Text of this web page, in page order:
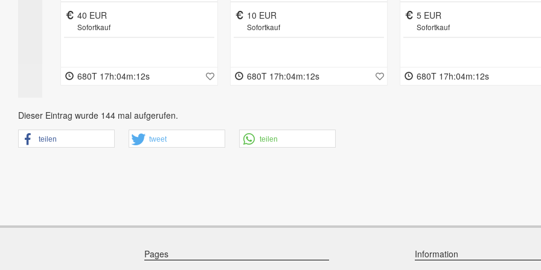
B. 2,2cm, 39,5g.
40 EUR
Sofortkauf
680T 17h:04m:11s
10 EUR
Sofortkauf
680T 17h:04m:11s
mit Gebrauchsspuren, ca. H-
11cm
5 EUR
Sofortkauf
680T 17h:04m:11s
Dieser Eintrag wurde 144 mal aufgerufen.
teilen tweet teilen
Pages
Information